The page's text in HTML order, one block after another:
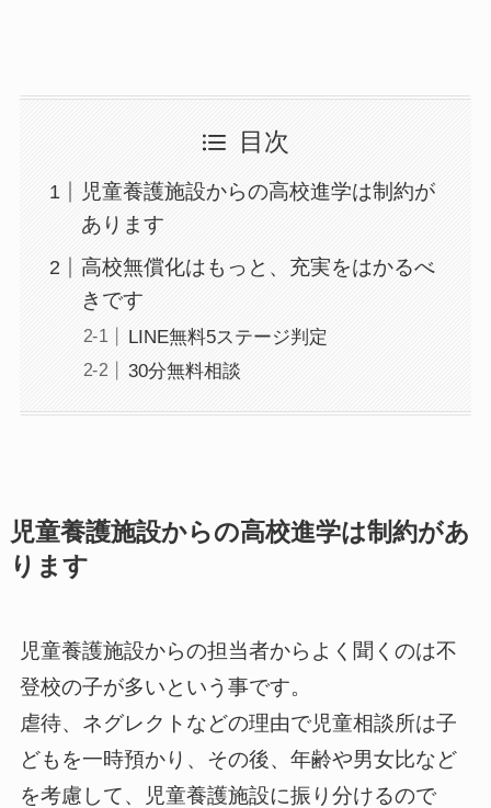
目次
児童養護施設からの高校進学は制約が
あります
高校無償化はもっと、充実をはかるべ
きです
LINE無料5ステージ判定
30分無料相談
児童養護施設からの高校進学は制約があ
ります
児童養護施設からの担当者からよく聞くのは不
登校の子が多いという事です。
虐待、ネグレクトなどの理由で児童相談所は子
どもを一時預かり、その後、年齢や男女比など
を考慮して、児童養護施設に振り分けるので